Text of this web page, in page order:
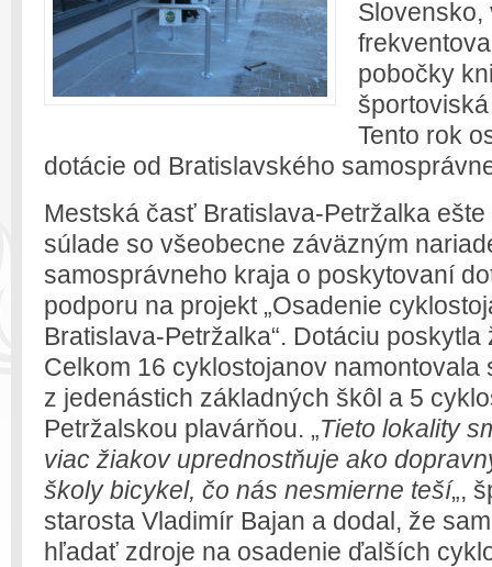
Slovensko,
pobočky
Tento rok
dotácie od Bratislavského
Mestská časť Bratislava-Petržalka
súlade so všeobecne záväzným
samosprávneho kraja o poskytovaní
podporu na projekt „Osadenie
Bratislava-Petržalka“. Dotáciu
Celkom 16 cyklostojanov
z jedenástich základných škôl a 5
Petržalskou plavárňou. „Tieto lokality
viac žiakov uprednostňuje ako
školy bicykel, čo nás nesmierne teší„,
starosta Vladimír Bajan a dodal, že
hľadať zdroje na osadenie ďalších